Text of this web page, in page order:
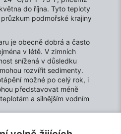
do října. Tyto teploty
podmořské krajiny
je obecně dobrá a často
v létě. V zimních
snížená v důsledku
rozvířit sedimenty.
možné po celý rok, i
představovat méně
a silnějším vodním
z různých
výběru obsahu